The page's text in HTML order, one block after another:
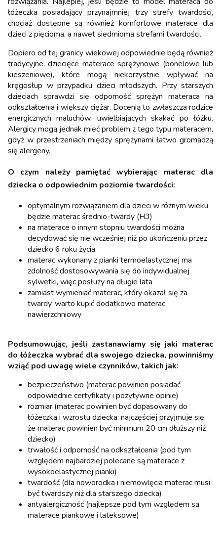
łóżeczka posiadający przynajmniej trzy strefy twardości,
chociaż dostępne są również komfortowe materace dla
dzieci z pięcioma, a nawet siedmioma strefami twardości.
Dopiero od tej granicy wiekowej odpowiednie będą również
tradycyjne, dziecięce materace sprężynowe (bonelowe lub
kieszeniowe), które mogą niekorzystnie wpływać na
kręgosłup w przypadku dzieci młodszych. Przy starszych
dzieciach sprawdzi się odporność sprężyn materaca na
odkształcenia i większy ciężar. Docenią to zwłaszcza rodzice
energicznych maluchów, uwielbiających skakać po łóżku.
Alergicy mogą jednak mieć problem z tego typu materacem,
gdyż w przestrzeniach między sprężynami łatwo gromadzą
się alergeny.
O czym należy pamiętać wybierając materac dla
dziecka o odpowiednim poziomie twardości:
optymalnym rozwiązaniem dla dzieci w różnym wieku
będzie materac średnio-twardy (H3)
na materace o innym stopniu twardości można
decydować się nie wcześniej niż po ukończeniu przez
dziecko 6 roku życia
materac wykonany z pianki termoelastycznej ma
zdolność dostosowywania się do indywidualnej
sylwetki, więc posłuży na długie lata
zamiast wymieniać materac, który okazał się za
twardy, warto kupić dodatkowo materac
nawierzchniowy
Podsumowując, jeśli zastanawiamy się jaki materac
do łóżeczka wybrać dla swojego dziecka, powinniśmy
wziąć pod uwagę wiele czynników, takich jak:
bezpieczeństwo (materac powinien posiadać
odpowiednie certyfikaty i pozytywne opinie)
rozmiar (materac powinien być dopasowany do
łóżeczka i wzrostu dziecka: najczęściej przyjmuje się,
że materac powinien być minimum 20 cm dłuższy niż
dziecko)
trwałość i odporność na odkształcenia (pod tym
względem najbardziej polecane są materace z
wysokoelastycznej pianki)
twardość (dla noworodka i niemowlęcia materac musi
być twardszy niż dla starszego dziecka)
antyalergiczność (najlepsze pod tym względem są
materace piankowe i lateksowe)